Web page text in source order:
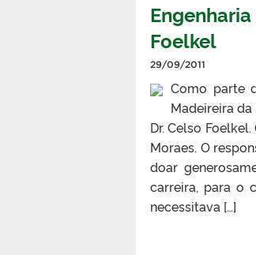
Foelkel
29/09/2011
Como parte
Madeireira
Dr. Celso
Moraes. O
doar
carreira, para o
necessitava […]